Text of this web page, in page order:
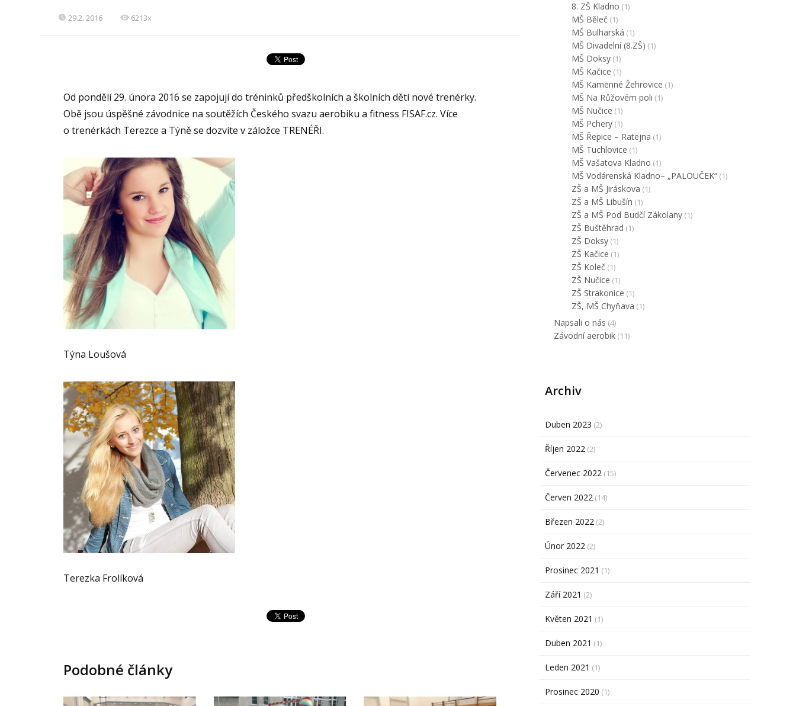
29.2. 2016 6213x
Od pondělí 29. února 2016 se zapojují do tréninků předškolních a školních dětí nové trenérky.
Obě jsou úspěšné závodnice na soutěžích Českého svazu aerobiku a fitness FISAF.cz. Více
o trenérkách Terezce a Týně se dozvíte v záložce TRENÉŘI.
Týna Loušová
Terezka Frolíková
Podobné články
8. ZŠ Kladno (1)
MŠ Běleč (1)
MŠ Bulharská (1)
MŠ Divadelní (8.ZŠ) (1)
MŠ Doksy(1)
MŠ Kačice (1)
MŠ Kamenné Žehrovice (1)
MŠ Na Růžovém poli (1)
MŠ Nučice (1)
MŠ Pchery(1)
MŠ Řepice – Ratejna (1)
MŠ Tuchlovice (1)
MŠ Vašatova Kladno (1)
MŠ Vodárenská Kladno– „PALOUČEK“(1)
ZŠ a MŠ Jiráskova (1)
ZŠ a MŠ Libušín (1)
ZŠ a MŠ Pod Budčí Zákolany(1)
ZŠ Buštěhrad (1)
ZŠ Doksy(1)
ZŠ Kačice (1)
ZŠ Koleč (1)
ZŠ Nučice (1)
ZŠ Strakonice (1)
ZŠ, MŠ Chyňava (1)
Napsali o nás (4)
Závodní aerobik(11)
Archiv
Duben 2023 (2)
Říjen 2022(2)
Červenec 2022(15)
Červen 2022(14)
Březen 2022(2)
Únor 2022(2)
Prosinec 2021 (1)
Září 2021 (2)
Květen 2021 (1)
Duben 2021 (1)
Leden 2021 (1)
Prosinec 2020 (1)